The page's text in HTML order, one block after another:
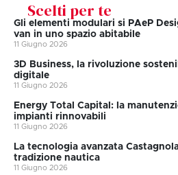
Scelti per te
Gli elementi modulari si PAeP
van in uno spazio abitabile
11 Giugno 2026
3D Business, la rivoluzione
digitale
11 Giugno 2026
Energy Total Capital: la
impianti rinnovabili
11 Giugno 2026
La tecnologia avanzata
tradizione nautica
11 Giugno 2026